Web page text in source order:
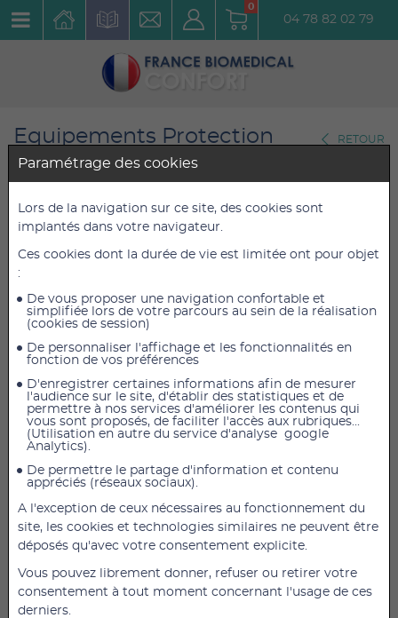
0
04 78 82 02 79
Equipements Protection
Individuelle
Gants et Manchettes
RETOUR
Gants latex noirs Dragon
Skinz Boîte de 100 gants taille
Réf. : A1501
9,50 €TTC 9,50 €
Gants latex noirs Dragon Skinz Boîte de 100 gants
taille XS
Gant d'examen à usage unique, en pur latex,
ambidextre, non poudré
Surface micro rugueuse pour une meilleure
préhension des instruments
Paramétrage des cookies
Lors de la navigation sur ce site, des cookies sont
implantés dans votre navigateur.
Ces cookies dont la durée de vie est limitée ont pour objet
:
De vous proposer une navigation confortable et
simplifiée lors de votre parcours au sein de la réalisation
(cookies de session)
De personnaliser l'affichage et les fonctionnalités en
fonction de vos préférences
D'enregistrer certaines informations afin de mesurer
l'audience sur le site, d'établir des statistiques et de
permettre à nos services d'améliorer les contenus qui
vous sont proposés, de faciliter l'accès aux rubriques...
(Utilisation en autre du service d'analyse google
Analytics).
De permettre le partage d'information et contenu
appréciés (réseaux sociaux).
A l'exception de ceux nécessaires au fonctionnement du
site, les cookies et technologies similaires ne peuvent être
déposés qu'avec votre consentement explicite.
Vous pouvez librement donner, refuser ou retirer votre
consentement à tout moment concernant l'usage de ces
derniers.